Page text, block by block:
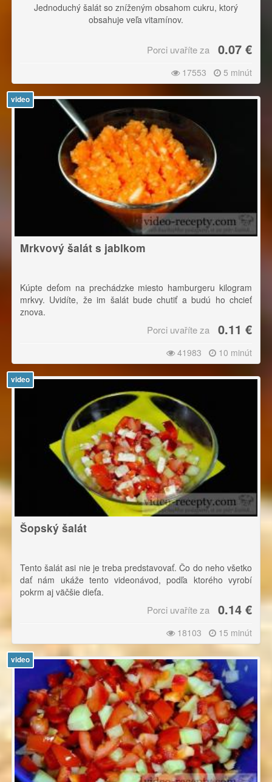
Jednoduchý šalát so zníženým obsahom cukru, ktorý
obsahuje veľa vitamínov.
Porci uvaříte za 0.07 €
17553 5 minút
video
Mrkvový šalát s jablkom
Kúpte deťom na prechádzke miesto hamburgeru kilogram
mrkvy. Uvidíte, že im šalát bude chutiť a budú ho chcieť
znova.
Porci uvaříte za 0.11 €
41983 10 minút
video
Šopský šalát
Tento šalát asi nie je treba predstavovať. Čo do neho všetko
dať nám ukáže tento videonávod, podľa ktorého vyrobí
pokrm aj väčšie dieťa.
Porci uvaříte za 0.14 €
18103 15 minút
video